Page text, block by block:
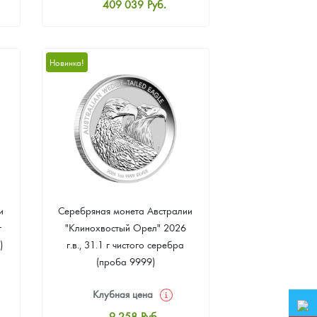
409 039 Руб.
384 869 Руб.
Новинка!
Серебряная монета Австралии
"Клинохвостый Орел" 2026
г.в., 31.1 г чистого серебра
(проба 9999)
Клубная цена